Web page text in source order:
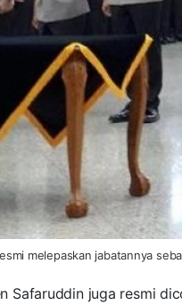
melepaskan jabatannya
Safaruddin juga resmi